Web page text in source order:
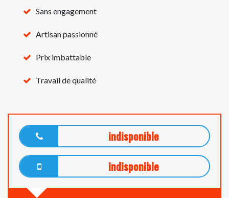
Sans engagement
Artisan passionné
Prix imbattable
Travail de qualité
indisponible
indisponible